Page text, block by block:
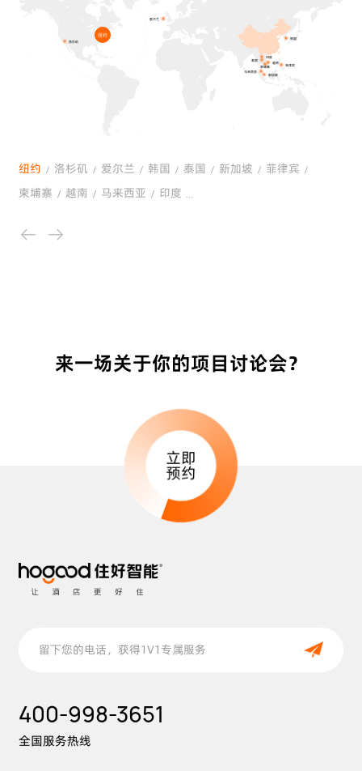
纽约
洛杉矶
爱尔兰
韩国
泰国
新加坡
菲律宾
柬埔寨
越南
马来西亚
印度
纽约 洛杉矶 爱尔兰 韩国 泰国 新加坡
菲律宾
柬埔寨
越南 马来西亚 印度
来一场关于你的项目讨论会？
立即
预约
400-998-3651
全国服务热线